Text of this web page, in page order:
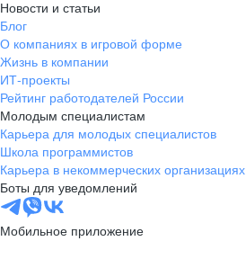
Новости и статьи
Блог
О компаниях в игровой форме
Жизнь в компании
ИТ-проекты
Рейтинг работодателей России
Молодым специалистам
Карьера для молодых специалистов
Школа программистов
Карьера в некоммерческих организациях
Боты для уведомлений
Мобильное приложение